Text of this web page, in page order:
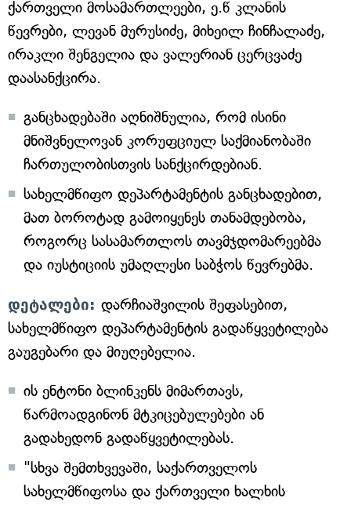
ქართველი მოსამართლეები, ე.წ კლანის
წევრები, ლევან მურუსიძე, მიხეილ ჩინჩალაძე,
ირაკლი შენგელია და ვალერიან ცერცვაძე
დაასანქცირა.
განცხადებაში აღნიშნულია, რომ ისინი
მნიშვნელოვან კორუფციულ საქმიანობაში
ჩართულობისთვის სანქცირდებიან.
სახელმწიფო დეპარტამენტის განცხადებით,
მათ ბოროტად გამოიყენეს თანამდებობა,
როგორც სასამართლოს თავმჯდომარეებმა
და იუსტიციის უმაღლესი საბჭოს წევრებმა.
დეტალები: დარჩიაშვილის შეფასებით,
სახელმწიფო დეპარტამენტის გადაწყვეტილება
გაუგებარი და მიუღებელია.
ის ენტონი ბლინკენს მიმართავს,
წარმოადგინონ მტკიცებულებები ან
გადახედონ გადაწყვეტილებას.
"სხვა შემთხვევაში, საქართველოს
სახელმწიფოსა და ქართველი ხალხის